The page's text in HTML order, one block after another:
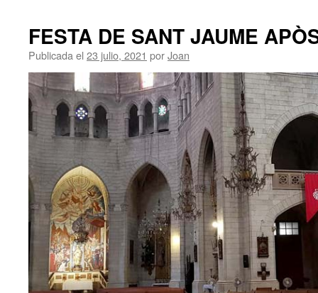
FESTA DE SANT JAUME
Publicada el 23 julio, 2021 porJoan